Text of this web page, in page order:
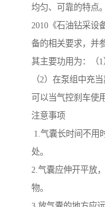
均匀、可靠的特点
2010《石油钻采设
备的相关要求，并
其主要功用为：（1
（2）在泵组中充
可以当气控刹车使用
注意事项
1.气囊长时间不用
处。
2.气囊应伸开平放
物。